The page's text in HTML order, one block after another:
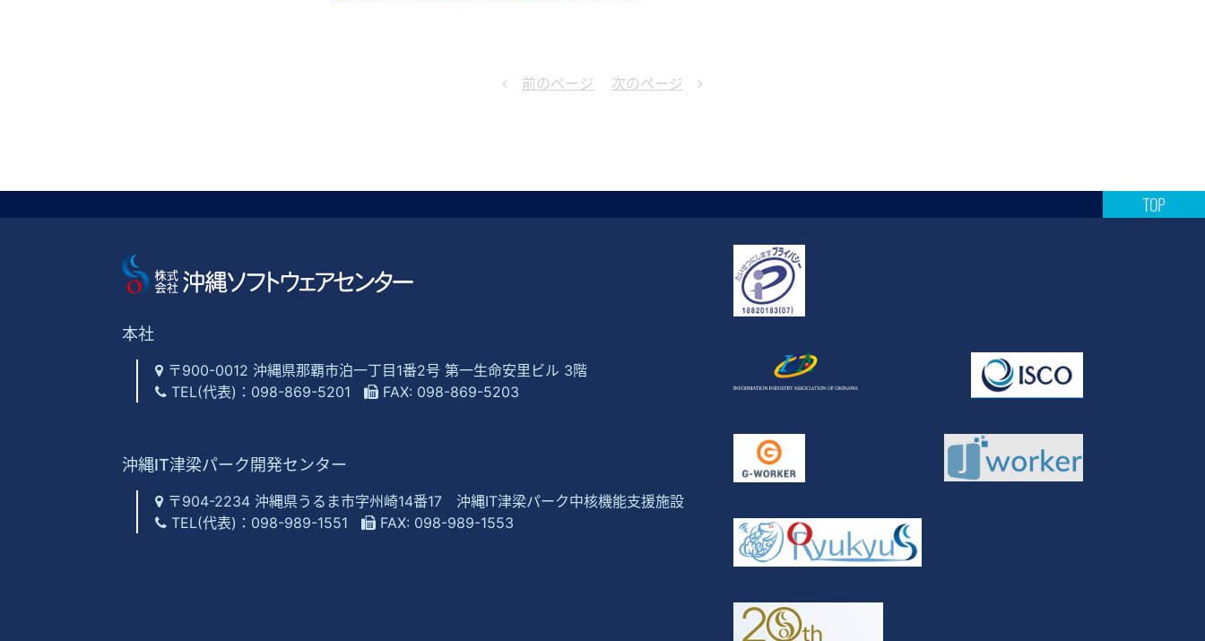
前のページ 次のページ
TOP
本社
〒900-0012 沖縄県那覇市泊一丁目1番2号 第一生命安里ビル 3階
TEL(代表)： 098-869-5201 FAX: 098-869-5203
沖縄IT津梁パーク開発センター
〒904-2234 沖縄県うるま市字州崎14番17 沖縄IT津梁パーク中核機能支援施設
TEL(代表)： 098-989-1551 FAX: 098-989-1553